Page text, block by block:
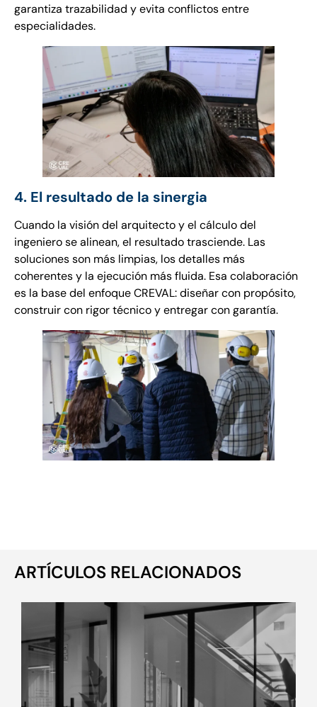
garantiza trazabilidad y evita conflictos entre
especialidades.
4. El resultado de la sinergia
Cuando la visión del arquitecto y el cálculo del
ingeniero se alinean, el resultado trasciende. Las
soluciones son más limpias, los detalles más
coherentes y la ejecución más fluida. Esa colaboración
es la base del enfoque CREVAL: diseñar con propósito,
construir con rigor técnico y entregar con garantía.
ARTÍCULOS RELACIONADOS